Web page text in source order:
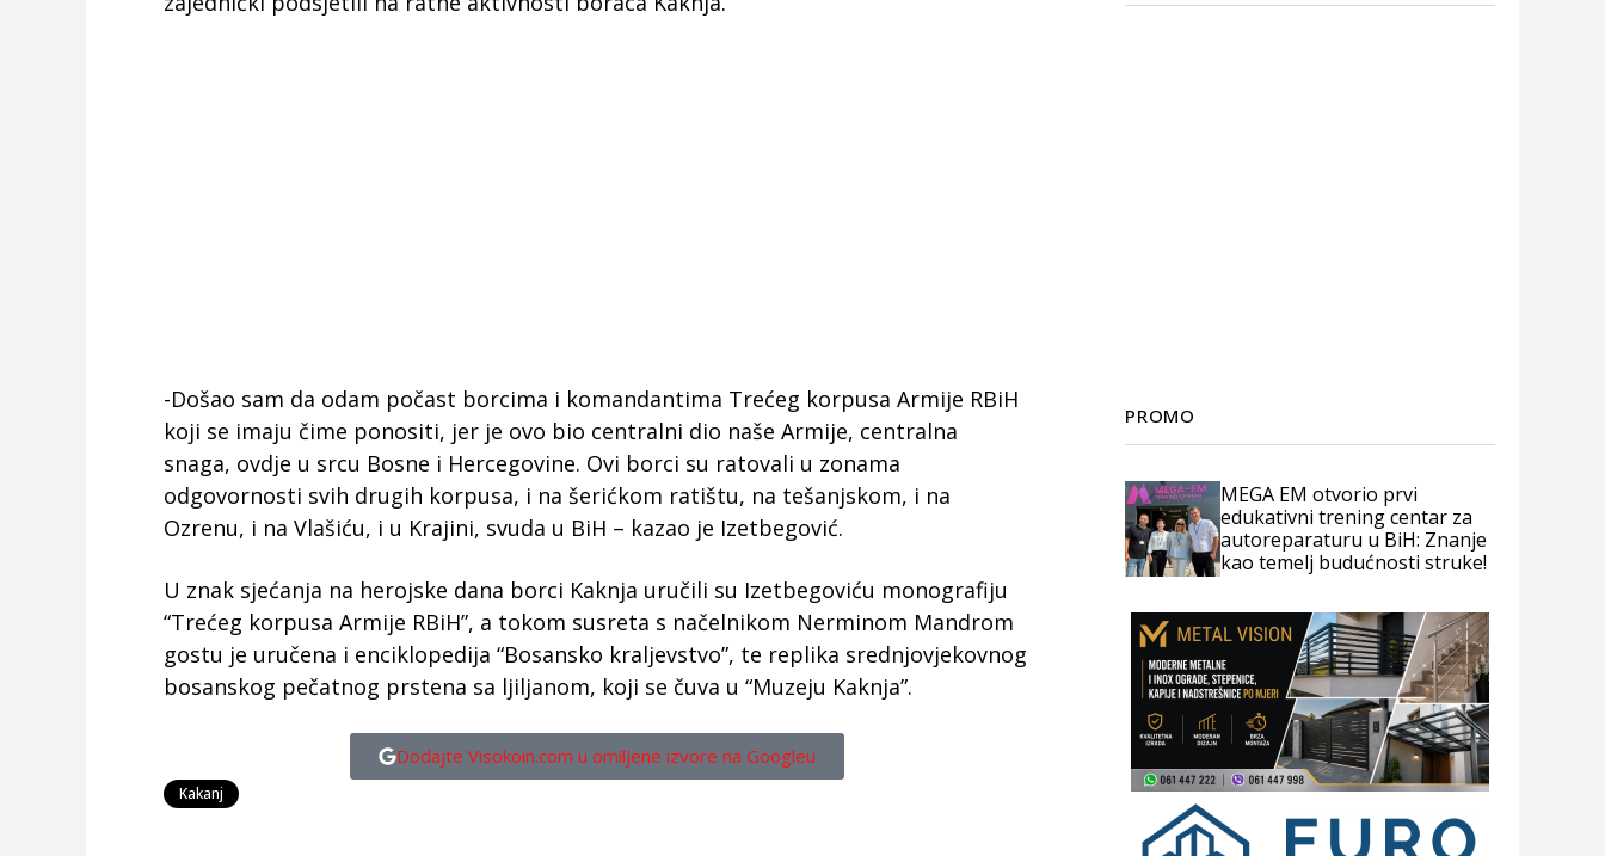
-Došao sam da odam počast borcima i komandantima Trećeg korpusa Armije RBiH
koji se imaju čime ponositi, jer je ovo bio centralni dio naše Armije, centralna
snaga, ovdje u srcu Bosne i Hercegovine. Ovi borci su ratovali u zonama
odgovornosti svih drugih korpusa, i na šerićkom ratištu, na tešanjskom, i na
Ozrenu, i na Vlašiću, i u Krajini, svuda u BiH – kazao je Izetbegović.
U znak sjećanja na herojske dana borci Kaknja uručili su Izetbegoviću monografiju
“Trećeg korpusa Armije RBiH”, a tokom susreta s načelnikom Nerminom Mandrom
gostu je uručena i enciklopedija “Bosansko kraljevstvo”, te replika srednjovjekovnog
bosanskog pečatnog prstena sa ljiljanom, koji se čuva u “Muzeju Kaknja”.
Dodajte Visokoin.com u omiljene izvore na Googleu
Kakanj
PROMO
MEGA EM otvorio prvi
edukativni trening centar za
autoreparaturu u BiH: Znanje
kao temelj budućnosti struke!